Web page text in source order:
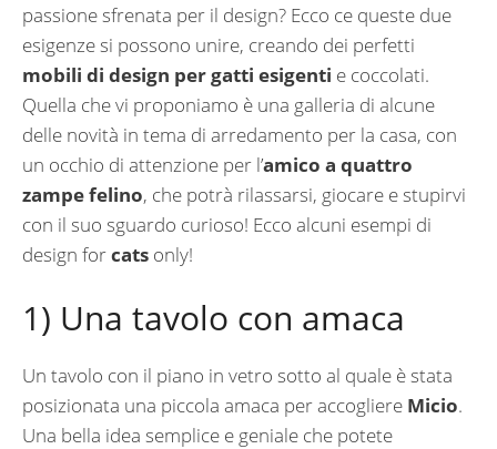
passione sfrenata per il design? Ecco ce queste due
esigenze si possono unire, creando dei perfetti
mobili di design per gatti esigenti e coccolati.
Quella che vi proponiamo è una galleria di alcune
delle novità in tema di arredamento per la casa, con
un occhio di attenzione per l’amico a quattro
zampe felino, che potrà rilassarsi, giocare e stupirvi
con il suo sguardo curioso! Ecco alcuni esempi di
design forcats only!
1) Una tavolo con amaca
Un tavolo con il piano in vetro sotto al quale è stata
posizionata una piccola amaca per accogliere Micio.
Una bella idea semplice e geniale che potete